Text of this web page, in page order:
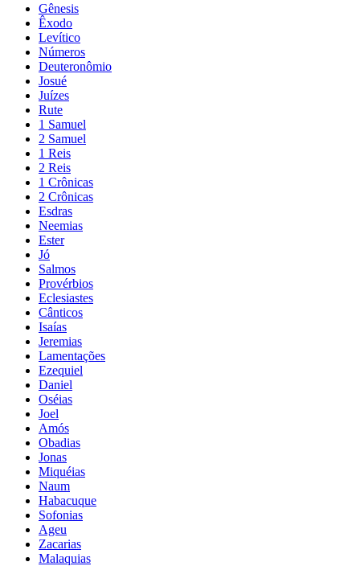
Gênesis
Êxodo
Levítico
Números
Deuteronômio
Josué
Juízes
Rute
1 Samuel
2 Samuel
1 Reis
2 Reis
1 Crônicas
2 Crônicas
Esdras
Neemias
Ester
Jó
Salmos
Provérbios
Eclesiastes
Cânticos
Isaías
Jeremias
Lamentações
Ezequiel
Daniel
Oséias
Joel
Amós
Obadias
Jonas
Miquéias
Naum
Habacuque
Sofonias
Ageu
Zacarias
Malaquias